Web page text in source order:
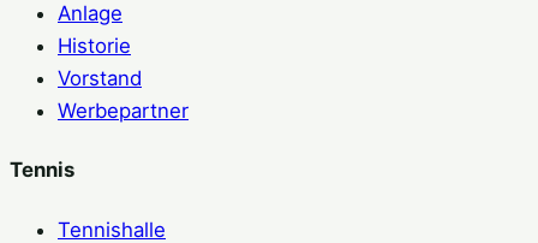
Anlage
Historie
Vorstand
Werbepartner
Tennis
Tennishalle